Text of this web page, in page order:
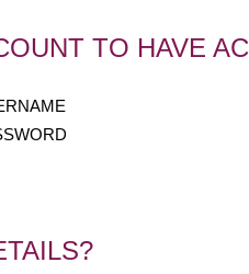
TO HAVE